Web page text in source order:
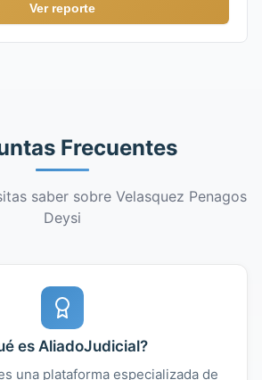
Ver reporte
Frecuentes
saber sobre Velasquez Penagos
Deysi
es AliadoJudicial?
una plataforma especializada de